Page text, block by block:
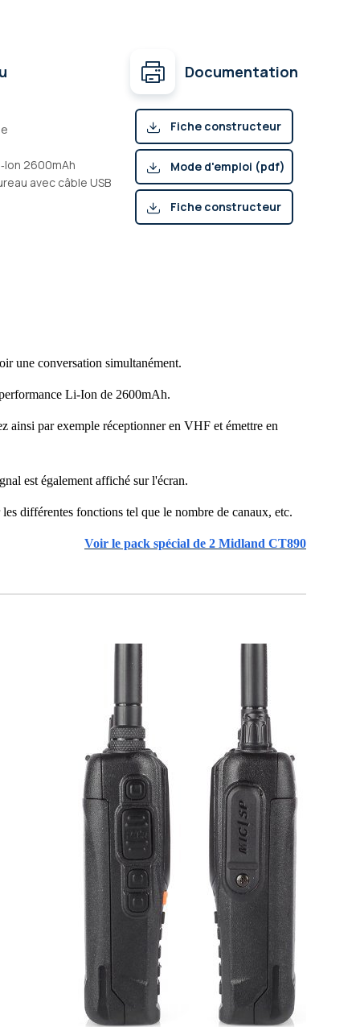
2600mAh
avec câble USB
Documentation
Fiche constructeur
Mode d'emploi (pdf)
Fiche constructeur
une conversation simultanément.
Li‐Ion de 2600mAh.
ainsi par exemple réceptionner en VHF et émettre en
est également affiché sur l'écran.
différentes fonctions tel que le nombre de canaux, etc.
Voir le pack spécial de 2 Midland CT890